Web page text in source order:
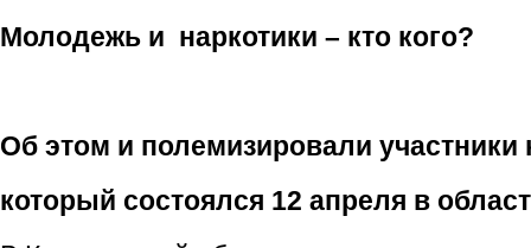
Молодежь и наркотики – кто кого?
Об этом и полемизировали участники
который состоялся 12 апреля в